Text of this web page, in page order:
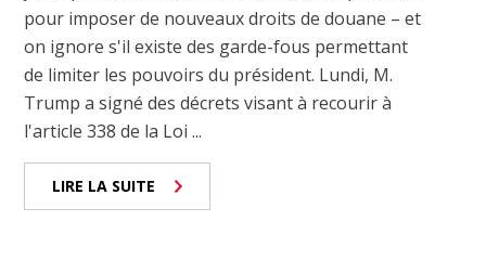
pour imposer de nouveaux droits de douane – et
on ignore s'il existe des garde-fous permettant
de limiter les pouvoirs du président. Lundi, M.
Trump a signé des décrets visant à recourir à
l'article 338 de la Loi ...
LIRE LA SUITE